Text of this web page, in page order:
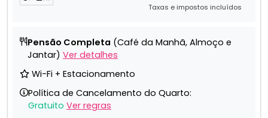
Taxas e impostos incluídos
Pensão Completa (Café da Manhã, Almoço e
Jantar) Ver detalhes
Wi-Fi + Estacionamento
Política de Cancelamento do Quarto:
Gratuito Ver regras